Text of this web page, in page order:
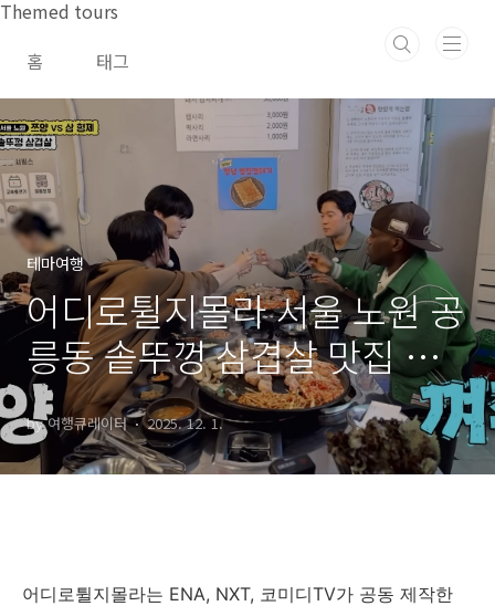
본문 바로가기
Themed tours
홈
태그
테마여행
어디로튈지몰라 서울 노원 공
릉동 솥뚜껑 삼겹살 맛집 위
치 및 방문팁
by 여행큐레이터 2025. 12. 1.
어디로튈지몰라는 ENA, NXT, 코미디TV가 공동 제작한